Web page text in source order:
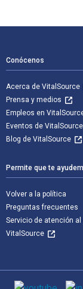
Conócenos
Acerca de VitalSource
Prensa y medios
Empleos en
Eventos de VitalSource
Blog de VitalSource
Permite que te
Volver a la política
Preguntas frecuentes
Servicio de atención
VitalSource
Medios de